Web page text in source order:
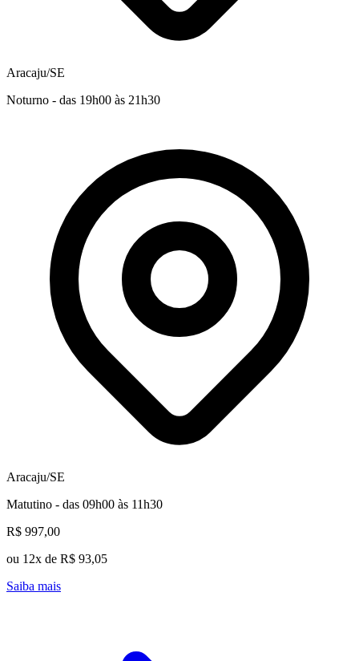
Aracaju/SE
Noturno - das 19h00 às 21h30
Aracaju/SE
Matutino - das 09h00 às 11h30
R$ 997,00
ou 12x de R$ 93,05
Saiba mais